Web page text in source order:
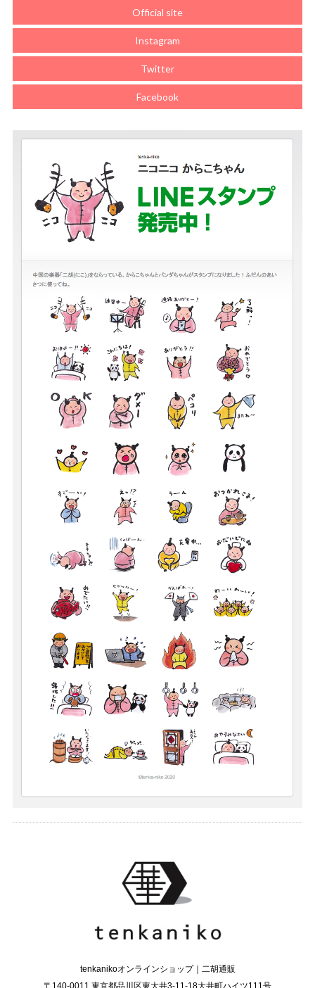
Official site
Instagram
Twitter
Facebook
tenkanikoオンラインショップ｜二胡通販
〒140-0011 東京都品川区東大井3-11-18大井町ハイツ111号